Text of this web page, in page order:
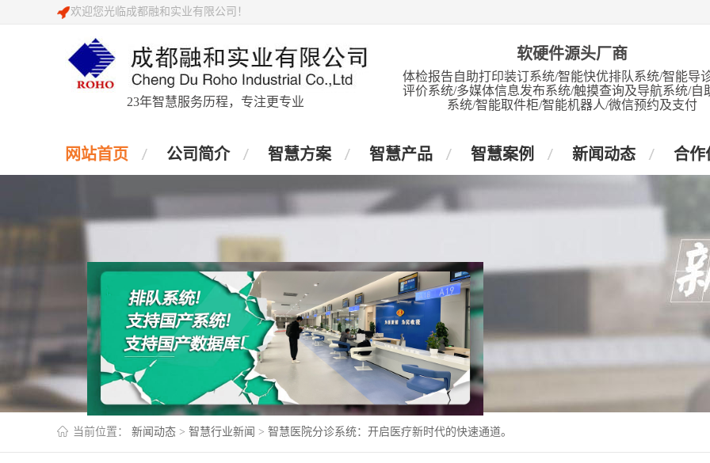
欢迎您光临成都融和实业有限公司！
23年智慧服务历程，专注更专业
软硬件源头厂商
体检报告自助打印装订系统/智能快优排队系统/智能导
评价系统/多媒体信息发布系统/触摸查询及导航系统/自
系统/智能取件柜/智能机器人/微信预约及支付
网站首页 公司简介 智慧方案 智慧产品 智慧案例 新闻动态 合作
当前位置： 新闻动态 > 智慧行业新闻 > 智慧医院分诊系统：开启医疗新时代的快速通道。